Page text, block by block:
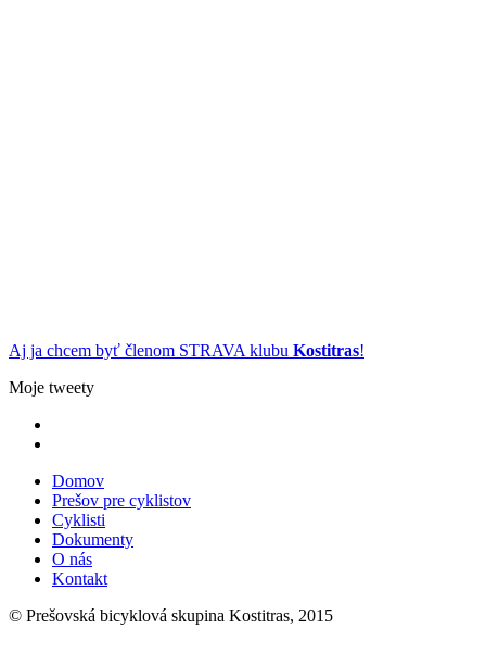
Aj ja chcem byť členom STRAVA klubu Kostitras!
Moje tweety
Domov
Prešov pre cyklistov
Cyklisti
Dokumenty
O nás
Kontakt
© Prešovská bicyklová skupina Kostitras, 2015